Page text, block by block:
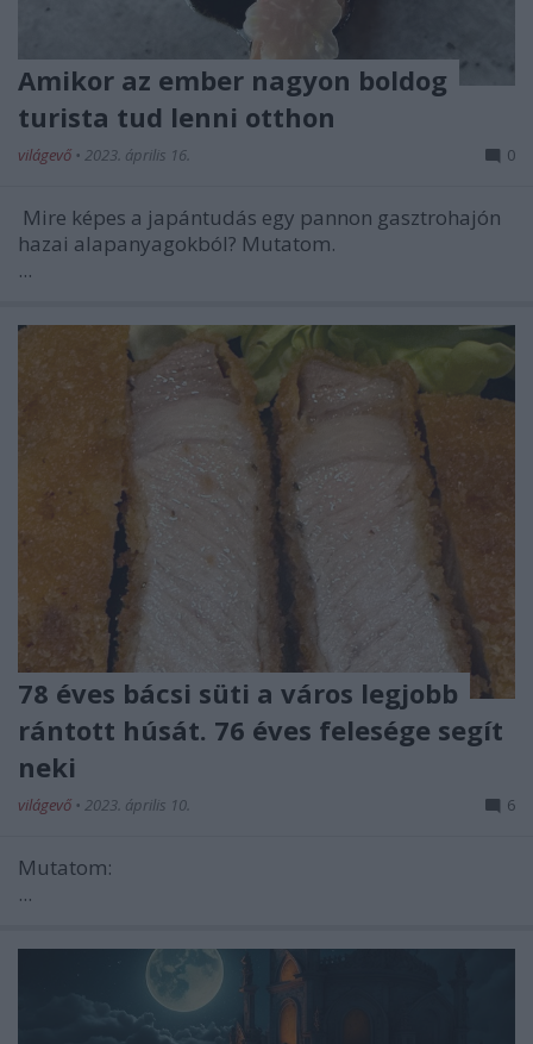
Amikor az ember nagyon boldog
turista tud lenni otthon
világevő • 2023. április 16. 0
Mire képes a japántudás egy pannon gasztrohajón
hazai alapanyagokból? Mutatom.
...
78 éves bácsi süti a város legjobb
rántott húsát. 76 éves felesége segít
neki
világevő • 2023. április 10. 6
Mutatom:
...